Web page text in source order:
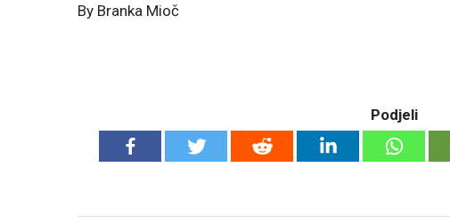
By Branka Mioč
Podjeli